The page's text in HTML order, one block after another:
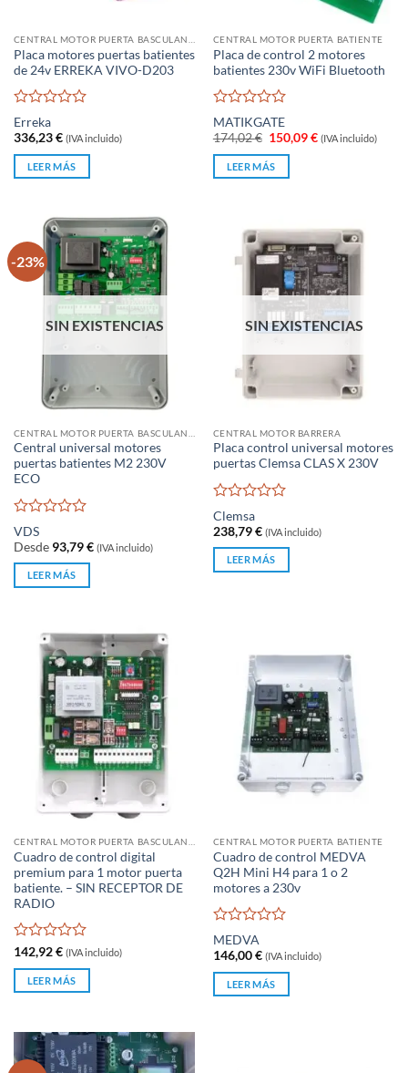
Placa motores puertas batientes
de 24v ERREKA VIVO-D203
Valorado
con
0
5
Erreka
336,23€ (IVA incluido)
LEER MÁS
CENTRAL MOTOR PUERTA BATIENTE
Placa de control 2 motores
batientes 230v WiFi Bluetooth
Valorado
con
0
5
MATIKGATE
174,02€ El
precio
original
era:
150,09€El
precio
(IVA incluido)
LEER MÁS
-23%
SIN EXISTENCIAS
Central universal motores
puertas batientes M2 230V
ECO
Valorado
con
0
5
VDS
Desde 93,79€ (IVA incluido)
LEER MÁS
SIN EXISTENCIAS
CENTRAL MOTOR BARRERA
Placa control universal motores
puertas Clemsa CLAS X 230V
Valorado
con
0
5
Clemsa
238,79€ (IVA incluido)
LEER MÁS
Cuadro de control digital
premium para 1 motor puerta
batiente. – SIN RECEPTOR DE
RADIO
Valorado
con
de
142,92€ (IVA incluido)
LEER MÁS
CENTRAL MOTOR PUERTA BATIENTE
Cuadro de control MEDVA
Q2H Mini H4 para 1 o 2
motores a 230v
Valorado
con
0
5
MEDVA
146,00€ (IVA incluido)
LEER MÁS